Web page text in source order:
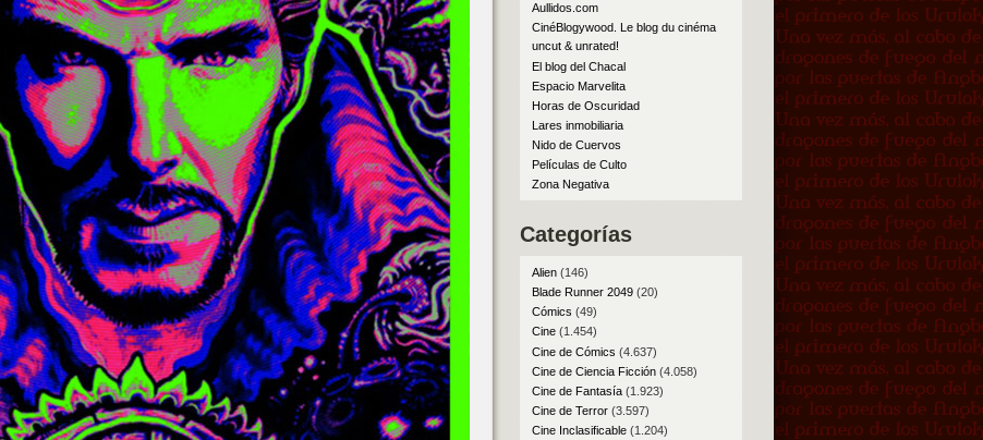
Aullidos.com
CinéBlogywood. Le blog du cinéma
uncut & unrated!
El blog del Chacal
Espacio Marvelita
Horas de Oscuridad
Lares inmobiliaria
Nido de Cuervos
Películas de Culto
Zona Negativa
Categorías
Alien(146)
Blade Runner 2049(20)
Cómics (49)
Cine(1.454)
Cine de Cómics (4.637)
Cine de Ciencia Ficción(4.058)
Cine de Fantasía(1.923)
Cine de Terror(3.597)
Cine Inclasificable(1.204)